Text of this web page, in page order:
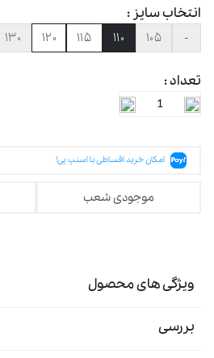
انتخاب سایز :
- ۱۰۵ ۱۱۰ ۱۱۵ ۱۲۰ ۱۳۰
تعداد :
امکان خرید اقساطی با اسنپ پی!
موجودی شعب
ویژگی های محصول
بررسی